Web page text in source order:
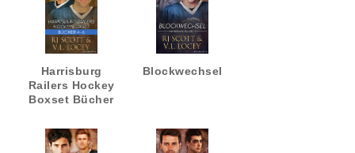
Harrisburg
Railers Hockey
Boxset Bücher
Blockwechsel